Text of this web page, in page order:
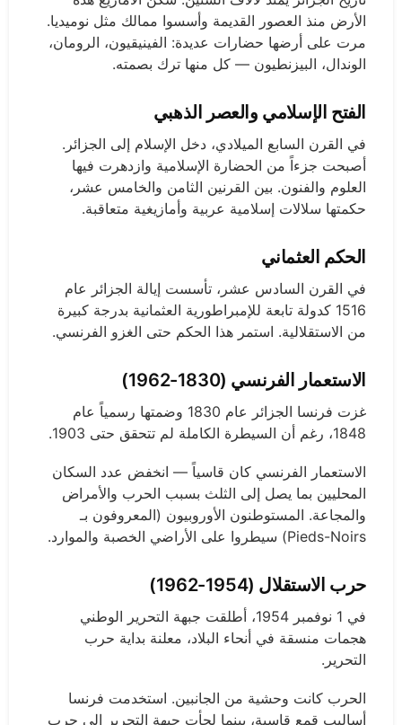
الأرض منذ العصور القديمة وأسسوا ممالك مثل نوميديا.
مرت على أرضها حضارات عديدة: الفينيقيون، الرومان،
الوندال، البيزنطيون — كل منها ترك بصمته.
الفتح الإسلامي والعصر الذهبي
في القرن السابع الميلادي، دخل الإسلام إلى الجزائر.
أصبحت جزءاً من الحضارة الإسلامية وازدهرت فيها
العلوم والفنون. بين القرنين الثامن والخامس عشر،
حكمتها سلالات إسلامية عربية وأمازيغية متعاقبة.
الحكم العثماني
في القرن السادس عشر، تأسست إيالة الجزائر عام
1516 كدولة تابعة للإمبراطورية العثمانية بدرجة كبيرة
من الاستقلالية. استمر هذا الحكم حتى الغزو الفرنسي.
الاستعمار الفرنسي (1830-1962)
غزت فرنسا الجزائر عام 1830 وضمتها رسمياً عام
1848، رغم أن السيطرة الكاملة لم تتحقق حتى 1903.
الاستعمار الفرنسي كان قاسياً — انخفض عدد السكان
المحليين بما يصل إلى الثلث بسبب الحرب والأمراض
والمجاعة. المستوطنون الأوروبيون (المعروفون بـ
Pieds-Noirs) سيطروا على الأراضي الخصبة والموارد.
حرب الاستقلال (1954-1962)
في 1 نوفمبر 1954، أطلقت جبهة التحرير الوطني
هجمات منسقة في أنحاء البلاد، معلنة بداية حرب
التحرير.
الحرب كانت وحشية من الجانبين. استخدمت فرنسا
أساليب قمع قاسية، بينما لجأت جبهة التحرير إلى حرب